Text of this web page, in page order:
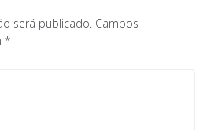
será publicado. Campos
*